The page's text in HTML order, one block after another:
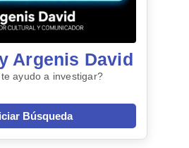
Argenis David
ayudo a investigar?
Búsqueda